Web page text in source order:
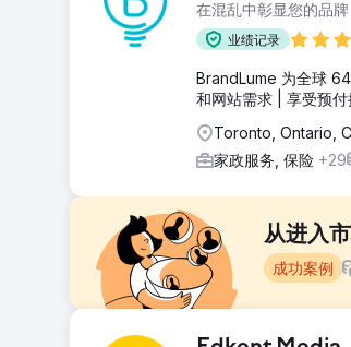
在混乱中彰显您的品牌
业绩记录
BrandLume 为全球
和网站需求 | 享受预
Toronto, Ontario,
家政服务, 保险 +29
从进入
成功案例
挑战